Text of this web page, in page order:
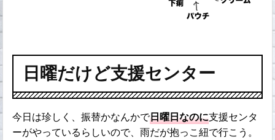
日曜だけど支援センター
今日は珍しく、振替かなんかで日曜日なのに支援センタ
ーがやっているらしいので、雨だが抱っこ紐で行こう。